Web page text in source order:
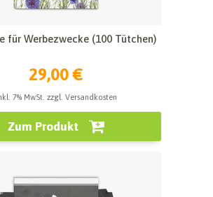
für Werbezwecke (100 Tütchen)
29,00 €
7% MwSt. zzgl. Versandkosten
Zum Produkt